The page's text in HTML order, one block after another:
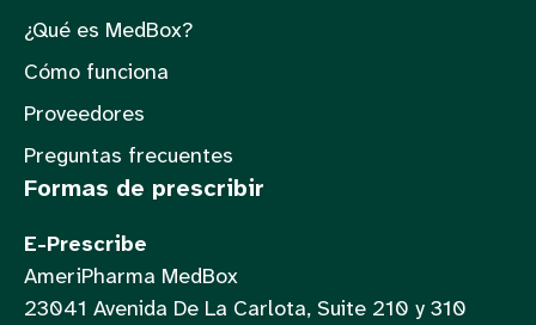
¿Qué es MedBox?
Cómo funciona
Proveedores
Preguntas frecuentes
Formas de prescribir
E-Prescribe
AmeriPharma MedBox
23041 Avenida De La Carlota, Suite 210 y 310